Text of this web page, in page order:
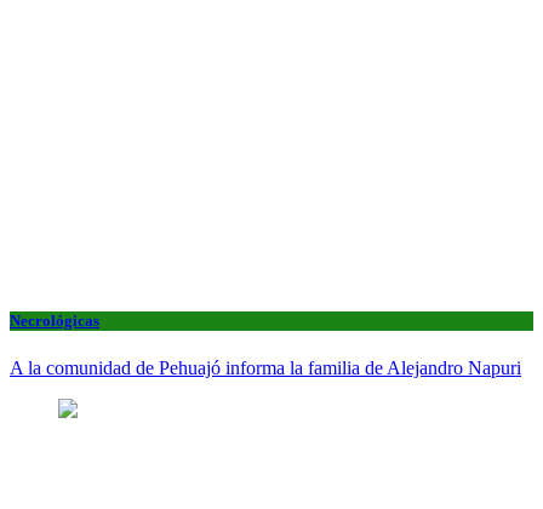
Necrológicas
A la comunidad de Pehuajó informa la familia de Alejandro Napuri